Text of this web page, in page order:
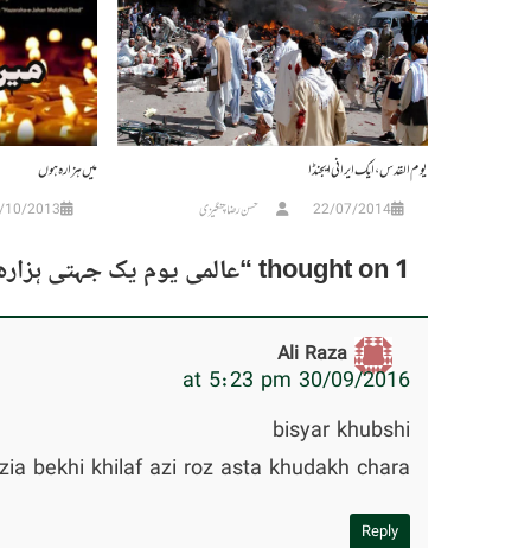
میں ہزارہ ہوں
10/2013
یوم القدس ، ایک ایرانی ایجنڈا
22/07/2014 حسن رضا چنگیزی
1 thought on “ عالمی یوم یک جہتی
Ali Raza
30/09/2016 at 5:23 pm
bisyar khubshi
bekhi khilaf azi roz asta khudakh chara
Reply